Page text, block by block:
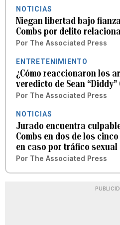
NOTICIAS
Niegan libertad bajo
Combs por delito
Por The Associated Press
ENTRETENIMIENTO
¿Cómo reaccionaron los
veredicto de Sean “Diddy”
Por The Associated Press
NOTICIAS
Jurado encuentra
Combs en dos de los
en caso por tráfico sexual
Por The Associated Press